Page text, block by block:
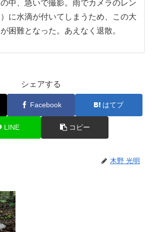
中、急いで撮影。雨でカメラのレン
に水滴が付いてしまうため、この大
困難となった。あえなく退散。
シェアする
Facebook はてブ
LINE コピー
木野 光明